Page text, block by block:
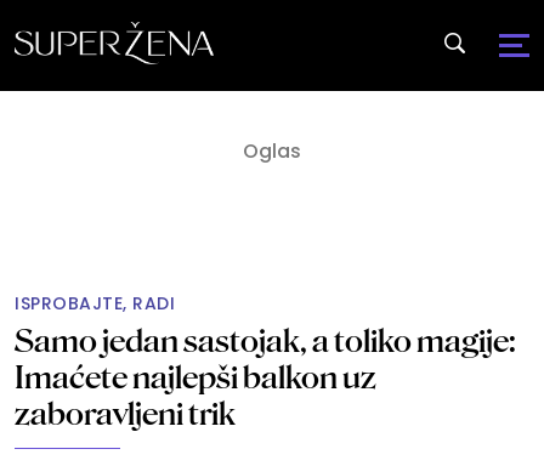
ISPROBAJTE, RADI
Samo jedan sastojak, a toliko magije:
Imaćete najlepši balkon uz
zaboravljeni trik